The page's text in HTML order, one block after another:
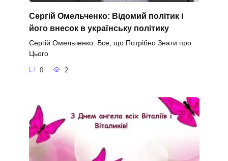
Сергій Омельченко: Відомий політик і
його внесок в українську політику
Сергій Омельченко: Все, що Потрібно Знати про
Цього
0 2